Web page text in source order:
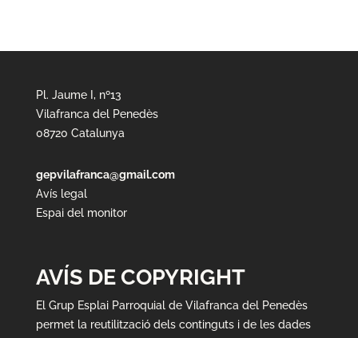
Pl. Jaume I, nº13
Vilafranca del Penedès
08720 Catalunya
gepvilafranca@gmail.com
Avís legal
Espai del monitor
AVÍS DE COPYRIGHT
El Grup Esplai Parroquial de Vilafranca del Penedès
permet la reutilització dels continguts i de les dades